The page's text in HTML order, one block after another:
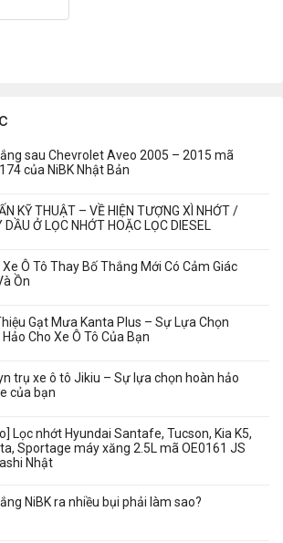
sau Chevrolet Aveo 2005 – 2015 mã
của NiBK Nhật Bản
KỸ THUẬT – VỀ HIỆN TƯỢNG XÌ NHỚT /
DẦU Ở LỌC NHỚT HOẶC LỌC DIESEL
Xe Ô Tô Thay Bố Thắng Mới Có Cảm Giác
Ồn
Gạt Mưa Kanta Plus – Sự Lựa Chọn
Hảo Cho Xe Ô Tô Của Bạn
trụ xe ô tô Jikiu – Sự lựa chọn hoàn hảo
của bạn
Lọc nhớt Hyundai Santafe, Tucson, Kia K5,
Sportage máy xăng 2.5L mã OE0161 JS
Nhật
NiBK ra nhiều bụi phải làm sao?